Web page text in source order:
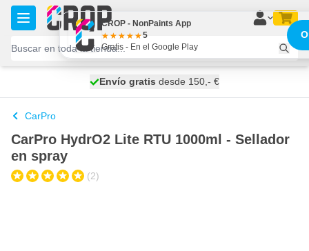
Ir al contenido
se envía mañana
Envío gratis desde 150,- €
100 días
CarPro
CarPro HydrO2 Lite RTU 1000ml - Sellador
en spray
(2)
CROP - NonPaints App
5
Gratis - En el Google Play